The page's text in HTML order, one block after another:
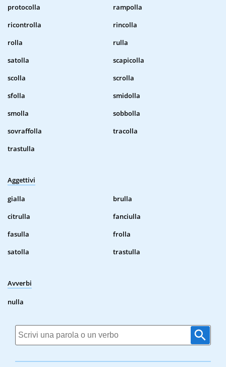
protocolla
rampolla
ricontrolla
rincolla
rolla
rulla
satolla
scapicolla
scolla
scrolla
sfolla
smidolla
smolla
sobbolla
sovraffolla
tracolla
trastulla
Aggettivi
gialla
brulla
citrulla
fanciulla
fasulla
frolla
satolla
trastulla
Avverbi
nulla